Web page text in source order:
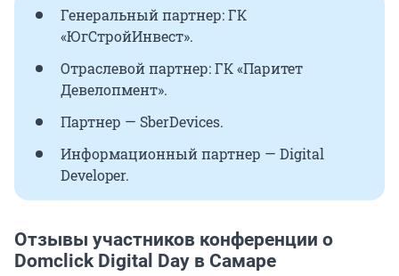
Генеральный партнер: ГК
«ЮгСтройИнвест».
Отраслевой партнер: ГК «Паритет
Девелопмент».
Партнер — SberDevices.
Информационный партнер — Digital
Developer.
Отзывы участников конференции о
Domclick Digital Day в Самаре